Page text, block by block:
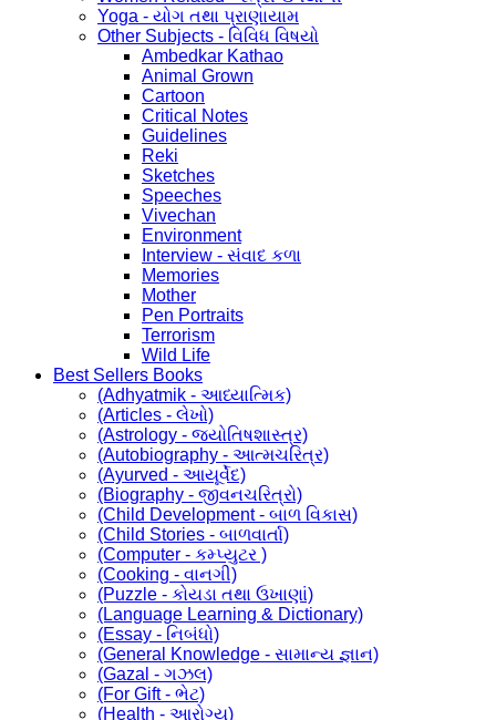
Yoga - યોગ તથા પ્રાણાયામ
Other Subjects - વિવિધ વિષયો
Ambedkar Kathao
Animal Grown
Cartoon
Critical Notes
Guidelines
Reki
Sketches
Speeches
Vivechan
Environment
Interview - સંવાદ કળા
Memories
Mother
Pen Portraits
Terrorism
Wild Life
Best Sellers Books
(Adhyatmik - આધ્યાત્મિક)
(Articles - લેખો)
(Astrology - જ્યોતિષશાસ્ત્ર)
(Autobiography - આત્મચરિત્ર)
(Ayurved - આયૂર્વેદ)
(Biography - જીવનચરિત્રો)
(Child Development - બાળ વિકાસ)
(Child Stories - બાળવાર્તા)
(Computer - કમ્પ્યુટર )
(Cooking - વાનગી)
(Puzzle - કોયડા તથા ઉખાણાં)
(Language Learning & Dictionary)
(Essay - નિબંધો)
(General Knowledge - સામાન્ય જ્ઞાન)
(Gazal - ગઝલ)
(For Gift - ભેટ)
(Health - આરોગ્ય)